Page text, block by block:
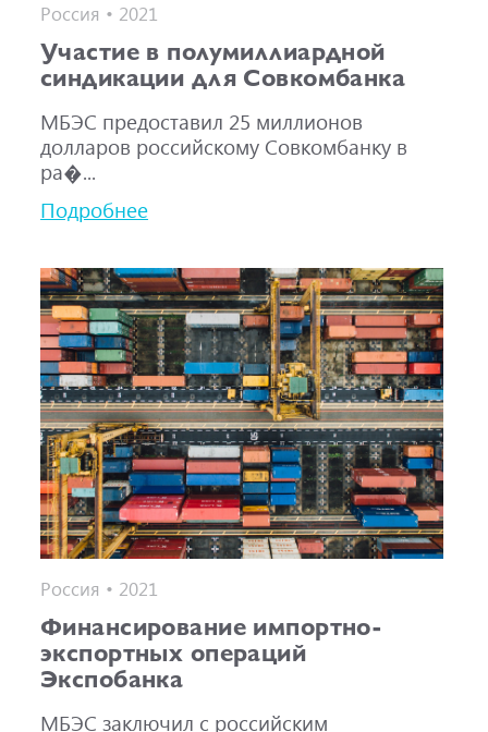
Россия • 2021
Участие в полумиллиардной
синдикации для Совкомбанка
МБЭС предоставил 25 миллионов
долларов российскому Совкомбанку в
ра�...
Подробнее
Россия • 2021
Финансирование импортно-
экспортных операций
Экспобанка
МБЭС заключил с российским